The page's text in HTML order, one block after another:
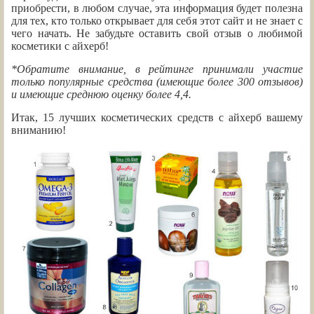
приобрести, в любом случае, эта информация будет полезна
для тех, кто только открывает для себя этот сайт и не знает с
чего начать. Не забудьте оставить свой отзыв о любимой
косметики с айхерб!
*Обратите внимание, в рейтинге принимали участие
только популярные средства (имеющие более 300 отзывов)
и имеющие среднюю оценку более 4,4.
Итак, 15 лучших косметических средств с айхерб вашему
вниманию!